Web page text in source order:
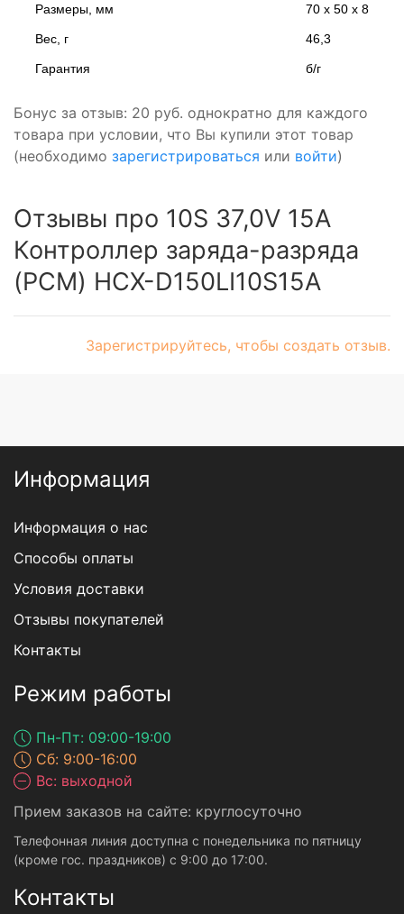
Размеры, мм 70 х 50 х 8
Вес, г 46,3
Гарантия б/г
Бонус за отзыв: 20 руб. однократно для каждого
товара при условии, что Вы купили этот товар
(необходимо зарегистрироваться или войти)
Отзывы про 10S 37,0V 15A
Контроллер заряда-разряда
(PCM) HCX-D150LI10S15A
Зарегистрируйтесь, чтобы создать отзыв.
Информация
Информация о нас
Способы оплаты
Условия доставки
Отзывы покупателей
Контакты
Режим работы
Пн-Пт: 09:00-19:00
Сб: 9:00-16:00
Вс: выходной
Прием заказов на сайте: круглосуточно
Телефонная линия доступна с понедельника по пятницу
(кроме гос. праздников) с 9:00 до 17:00.
Контакты